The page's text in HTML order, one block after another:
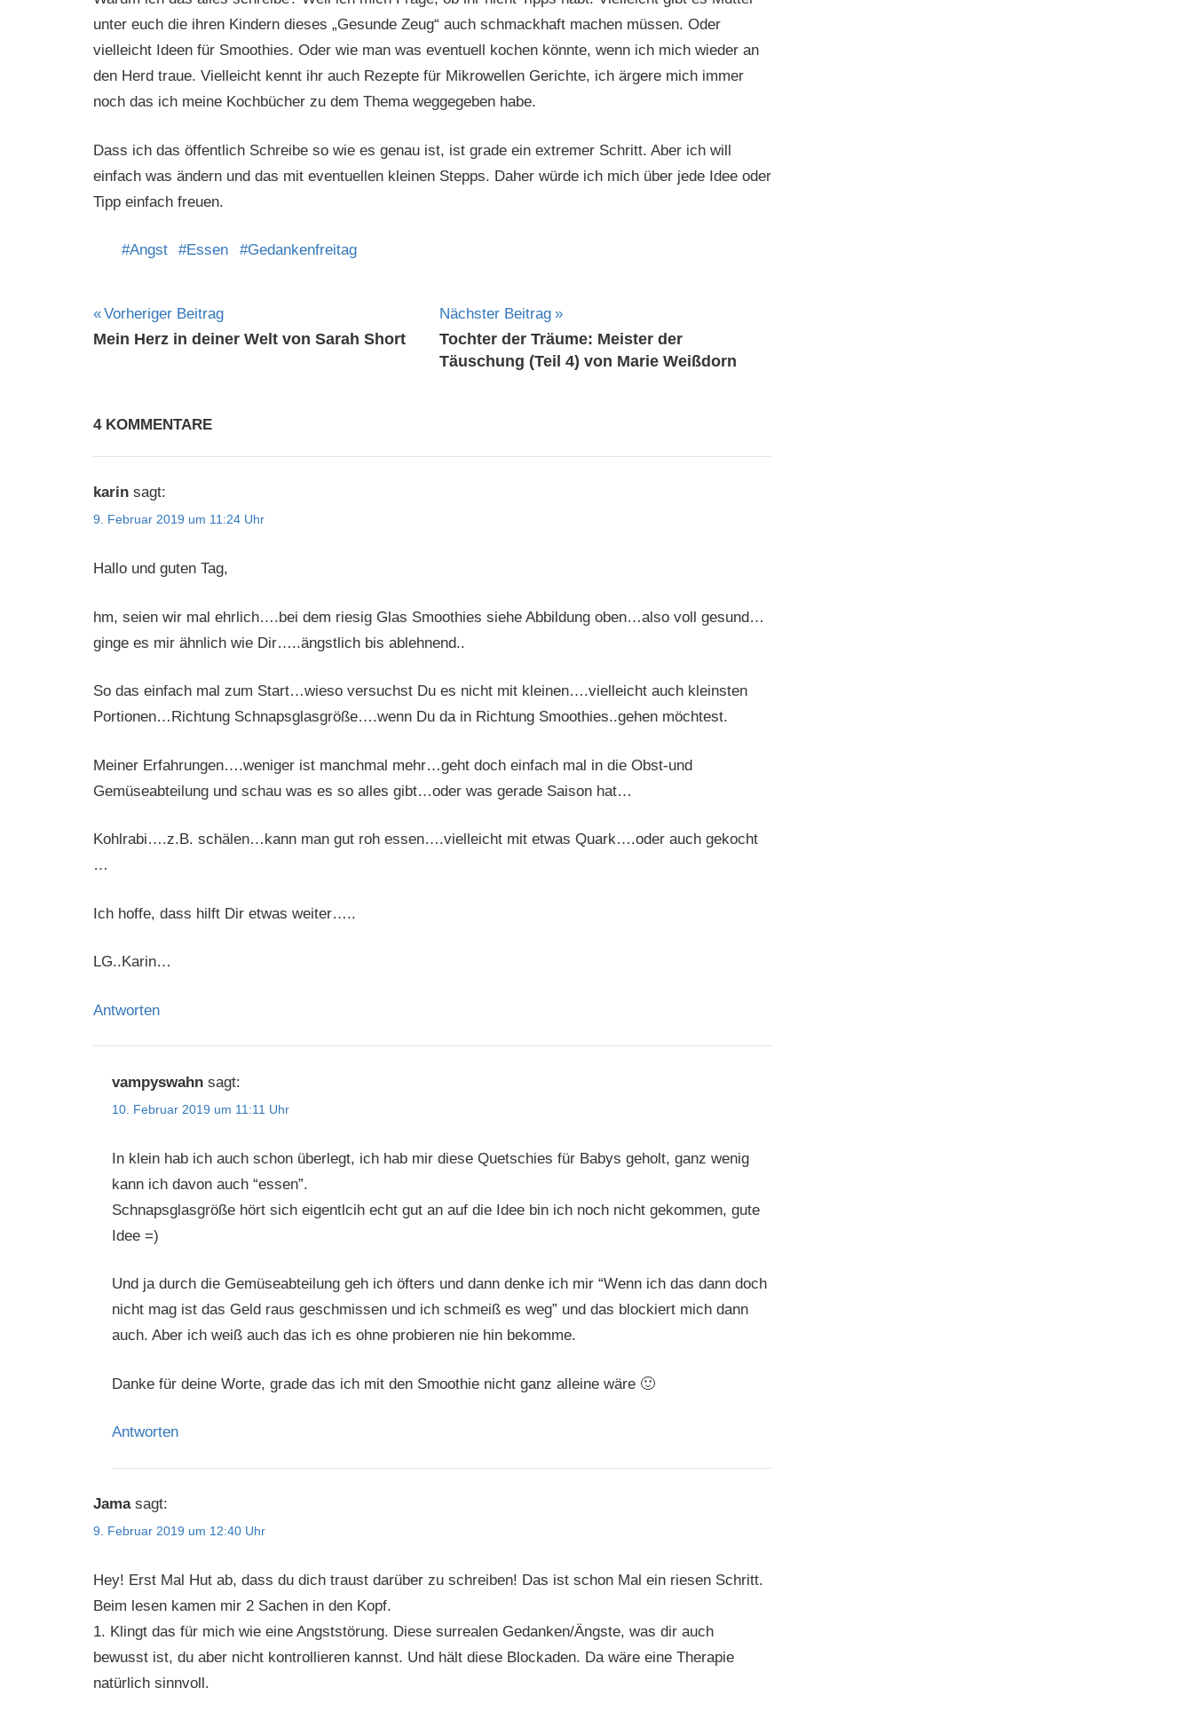
unter euch die ihren Kindern dieses „Gesunde Zeug“ auch schmackhaft machen müssen. Oder
vielleicht Ideen für Smoothies. Oder wie man was eventuell kochen könnte, wenn ich mich wieder an
den Herd traue. Vielleicht kennt ihr auch Rezepte für Mikrowellen Gerichte, ich ärgere mich immer
noch das ich meine Kochbücher zu dem Thema weggegeben habe.
Dass ich das öffentlich Schreibe so wie es genau ist, ist grade ein extremer Schritt. Aber ich will
einfach was ändern und das mit eventuellen kleinen Stepps. Daher würde ich mich über jede Idee oder
Tipp einfach freuen.
Angst Essen Gedankenfreitag
Beitragsnavigation
Vorheriger Beitrag
Mein Herz in deiner Welt von Sarah Short
Nächster Beitrag
Tochter der Träume: Meister der
Täuschung (Teil 4) von Marie Weißdorn
4 KOMMENTARE
karin sagt:
9. Februar 2019 um 11:24 Uhr
Hallo und guten Tag,
hm, seien wir mal ehrlich….bei dem riesig Glas Smoothies siehe Abbildung oben…also voll gesund…
ginge es mir ähnlich wie Dir…..ängstlich bis ablehnend..
So das einfach mal zum Start…wieso versuchst Du es nicht mit kleinen….vielleicht auch kleinsten
Portionen…Richtung Schnapsglasgröße….wenn Du da in Richtung Smoothies..gehen möchtest.
Meiner Erfahrungen….weniger ist manchmal mehr…geht doch einfach mal in die Obst-und
Gemüseabteilung und schau was es so alles gibt…oder was gerade Saison hat…
Kohlrabi….z.B. schälen…kann man gut roh essen….vielleicht mit etwas Quark….oder auch gekocht
…
Ich hoffe, dass hilft Dir etwas weiter…..
LG..Karin…
Antworten
vampyswahn sagt:
10. Februar 2019 um 11:11 Uhr
In klein hab ich auch schon überlegt, ich hab mir diese Quetschies für Babys geholt, ganz wenig
kann ich davon auch “essen”.
Schnapsglasgröße hört sich eigentlcih echt gut an auf die Idee bin ich noch nicht gekommen, gute
Idee =)
Und ja durch die Gemüseabteilung geh ich öfters und dann denke ich mir “Wenn ich das dann doch
nicht mag ist das Geld raus geschmissen und ich schmeiß es weg” und das blockiert mich dann
auch. Aber ich weiß auch das ich es ohne probieren nie hin bekomme.
Danke für deine Worte, grade das ich mit den Smoothie nicht ganz alleine wäre 🙂
Antworten
Jama sagt:
9. Februar 2019 um 12:40 Uhr
Hey! Erst Mal Hut ab, dass du dich traust darüber zu schreiben! Das ist schon Mal ein riesen Schritt.
Beim lesen kamen mir 2 Sachen in den Kopf.
1. Klingt das für mich wie eine Angststörung. Diese surrealen Gedanken/Ängste, was dir auch
bewusst ist, du aber nicht kontrollieren kannst. Und hält diese Blockaden. Da wäre eine Therapie
natürlich sinnvoll.